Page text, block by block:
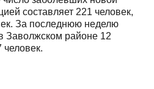
составляет 221 человек,
За последнюю неделю
Заволжском районе 12
человек.